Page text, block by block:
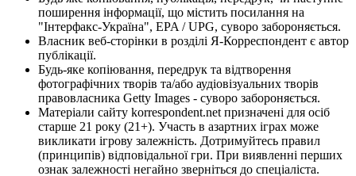
поширення інформації, що містить посилання на
"Інтерфакс-Україна", EPA / UPG, суворо забороняється.
Власник веб-сторінки в розділі Я-Корреспондент є автор
публікації.
Будь-яке копіювання, передрук та відтворення
фотографічних творів та/або аудіовізуальних творів
правовласника Getty Images - суворо забороняється.
Матеріали сайту korrespondent.net призначені для осіб
старше 21 року (21+). Участь в азартних іграх може
викликати ігрову залежність. Дотримуйтесь правил
(принципів) відповідальної гри. При виявленні перших
ознак залежності негайно зверніться до спеціаліста.